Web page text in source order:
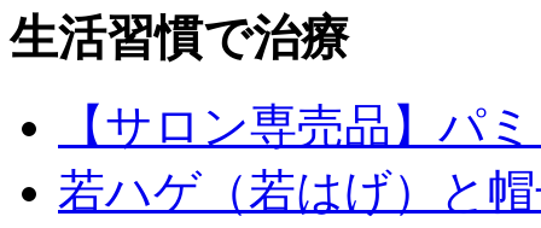
生活習慣で治療
【サロン専売品】パ
若ハゲ（若はげ）と